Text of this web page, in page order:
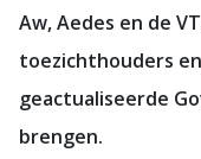
Aw, Aedes en de
toezichthouders
geactualiseerde
brengen.